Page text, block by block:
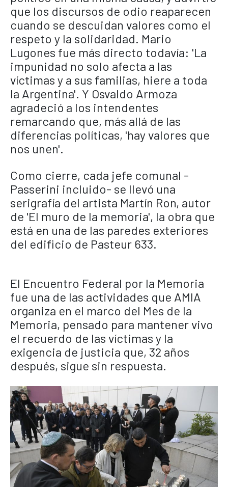
que los discursos de odio reaparecen
cuando se descuidan valores como el
respeto y la solidaridad. Mario
Lugones fue más directo todavía: 'La
impunidad no solo afecta a las
víctimas y a sus familias, hiere a toda
la Argentina'. Y Osvaldo Armoza
agradeció a los intendentes
remarcando que, más allá de las
diferencias políticas, 'hay valores que
nos unen'.
Como cierre, cada jefe comunal -
Passerini incluido- se llevó una
serigrafía del artista Martín Ron, autor
de 'El muro de la memoria', la obra que
está en una de las paredes exteriores
del edificio de Pasteur 633.
El Encuentro Federal por la Memoria
fue una de las actividades que AMIA
organiza en el marco del Mes de la
Memoria, pensado para mantener vivo
el recuerdo de las víctimas y la
exigencia de justicia que, 32 años
después, sigue sin respuesta.